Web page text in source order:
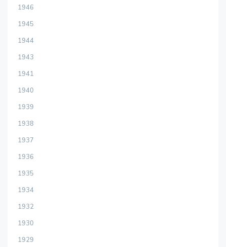
1946
1945
1944
1943
1941
1940
1939
1938
1937
1936
1935
1934
1932
1930
1929